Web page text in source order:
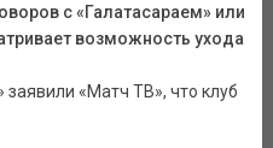
с «Галатасараем» или
возможность ухода
заявили «Матч ТВ», что клуб